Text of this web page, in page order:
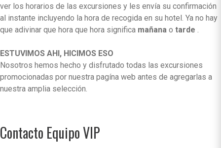
ver los horarios de las excursiones y les envía su confirmación
al instante incluyendo la hora de recogida en su hotel. Ya no hay
que adivinar que hora que hora significa mañana o tarde .
ESTUVIMOS AHI, HICIMOS ESO
Nosotros hemos hecho y disfrutado todas las excursiones
promocionadas por nuestra pagína web antes de agregarlas a
nuestra amplia selección.
Contacto Equipo VIP